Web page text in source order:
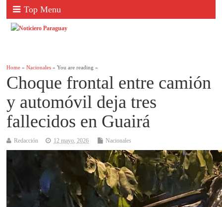
Top Menu
Home »Nacionales » You are reading »
Choque frontal entre camión
y automóvil deja tres
fallecidos en Guairá
Redacción 12 mayo, 2026 Nacionales